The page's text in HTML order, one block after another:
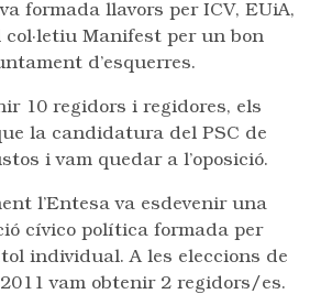
formada llavors per ICV, EUiA,
col·letiu Manifest per un bon
d’esquerres.
10 regidors i regidores, els
la candidatura del PSC de
i vam quedar a l’oposició.
l’Entesa va esdevenir una
cívico política formada per
individual. A les eleccions de
vam obtenir 2 regidors/es.